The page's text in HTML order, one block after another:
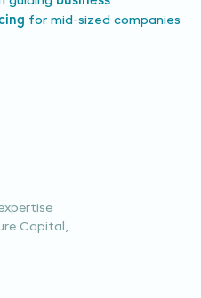
for mid-sized companies
Capital,